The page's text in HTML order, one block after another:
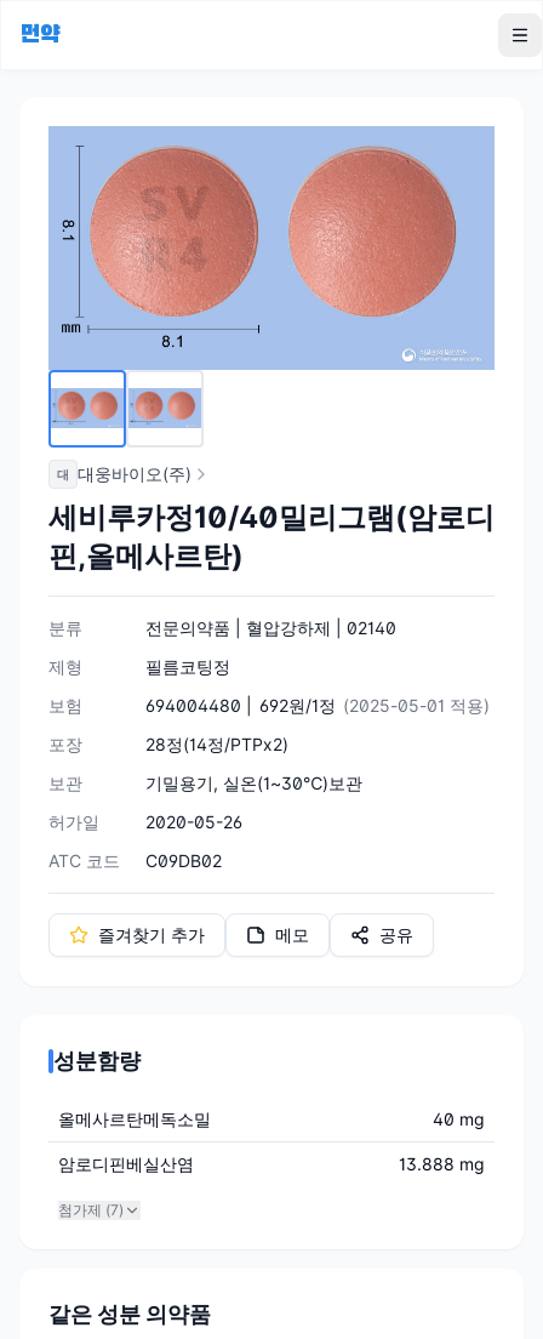
먼약
대 대웅바이오(주)
세비루카정10/40밀리그램(암로디
핀,올메사르탄)
분류
전문의약품 | 혈압강하제 | 02140
제형
필름코팅정
보험
694004480 | 692원/1정 (2025-05-01 적용)
포장
28정(14정/PTPⅹ2)
보관
기밀용기, 실온(1~30℃)보관
허가일
2020-05-26
ATC 코드
C09DB02
즐겨찾기 추가 메모 공유
성분함량
올메사르탄메독소밀 40 mg
암로디핀베실산염 13.888 mg
첨가제 (7)
같은 성분 의약품